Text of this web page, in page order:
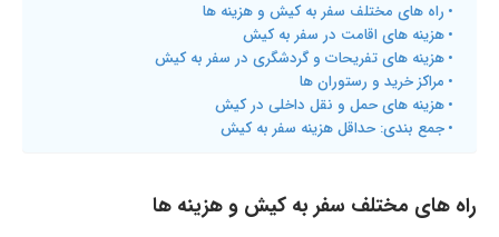
راه های مختلف سفر به کیش و هزینه ها
هزینه های اقامت در سفر به کیش
هزینه های تفریحات و گردشگری در سفر به کیش
مراکز خرید و رستوران ها
هزینه های حمل و نقل داخلی در کیش
جمع بندی: حداقل هزینه سفر به کیش
راه های مختلف سفر به کیش و هزینه ها